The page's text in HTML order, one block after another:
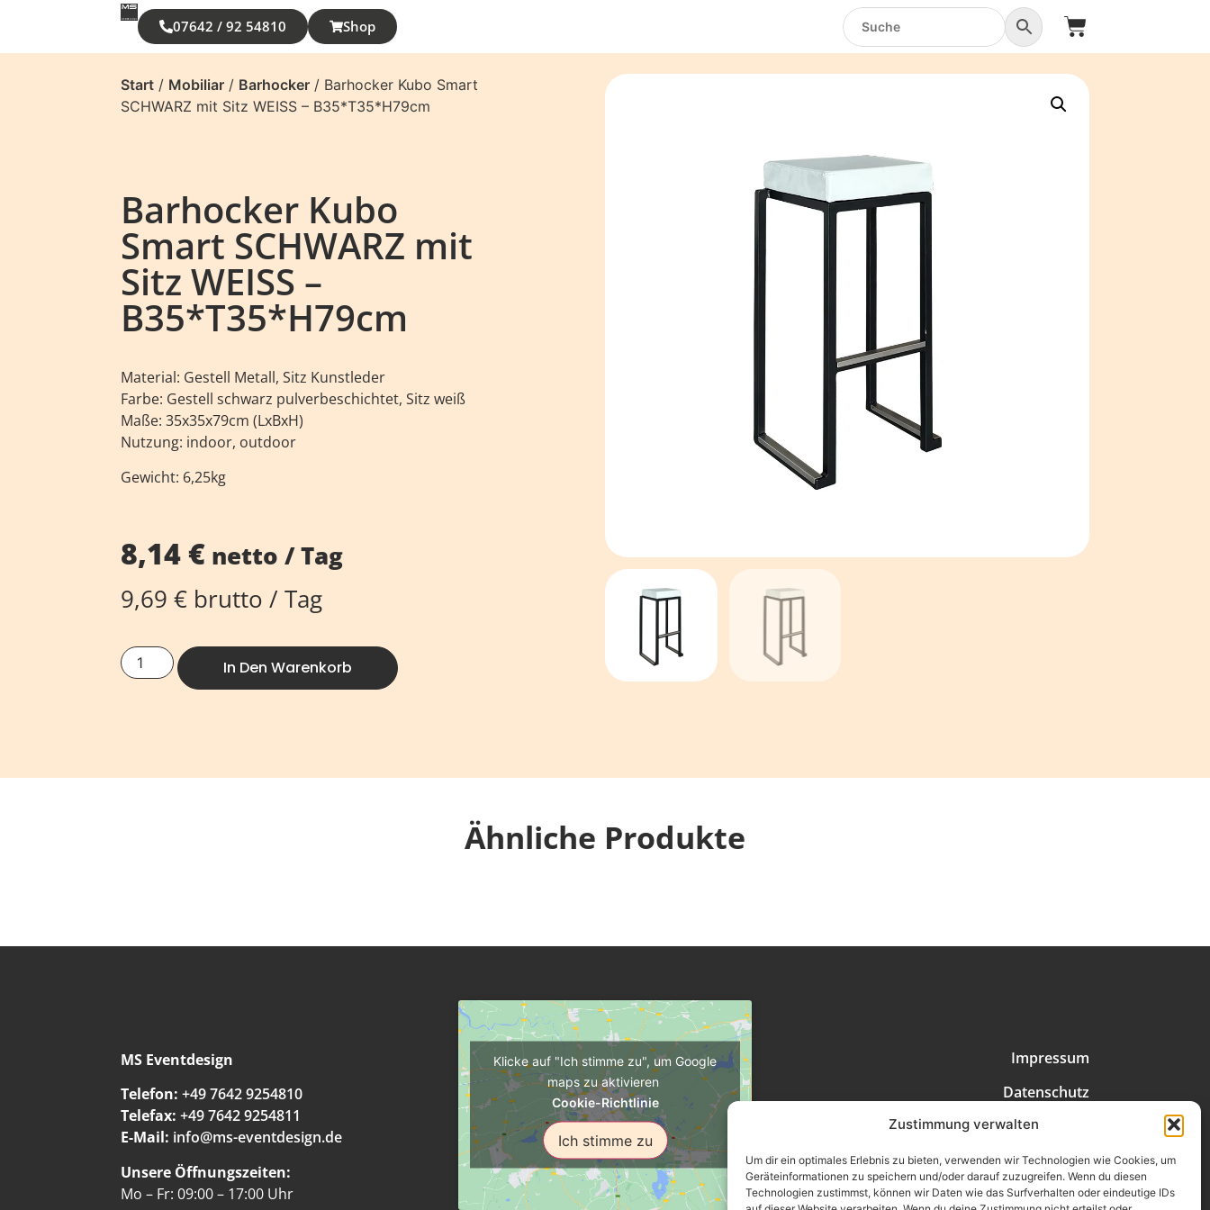
Zustimmung verwalten
Um dir ein optimales Erlebnis zu bieten, verwenden wir Technologien wie Cookies, um
Geräteinformationen zu speichern und/oder darauf zuzugreifen. Wenn du diesen
Technologien zustimmst, können wir Daten wie das Surfverhalten oder eindeutige IDs
07642 / 92 54810 Shop
Start / Mobiliar / Barhocker / Barhocker Kubo Smart
SCHWARZ mit Sitz WEISS – B35*T35*H79cm
Barhocker Kubo
Smart SCHWARZ mit
Sitz WEISS –
B35*T35*H79cm
Material: Gestell Metall, Sitz Kunstleder
Farbe: Gestell schwarz pulverbeschichtet, Sitz weiß
Maße: 35x35x79cm (LxBxH)
Nutzung: indoor, outdoor
Gewicht: 6,25kg
8,14€ netto / Tag
9,69€ brutto / Tag
In Den Warenkorb
Ähnliche Produkte
MS Eventdesign
Telefon: +49 7642 9254810
Telefax: +49 7642 9254811
E-Mail: info@ms-eventdesign.de
Unsere Öffnungszeiten:
Mo – Fr: 09:00 – 17:00 Uhr
Klicke auf "Ich stimme zu", um Google
maps zu aktivieren
Cookie-Richtlinie
Ich stimme zu
Impressum
Datenschutz
Erklärung zur Barrierefreiheit
AGB
Widerrufsrecht